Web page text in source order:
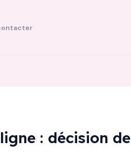
: décision de